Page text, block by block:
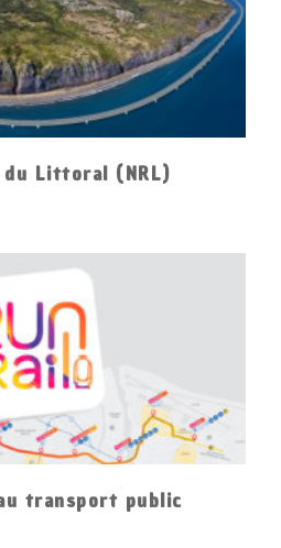
du Littoral (NRL)
transport public